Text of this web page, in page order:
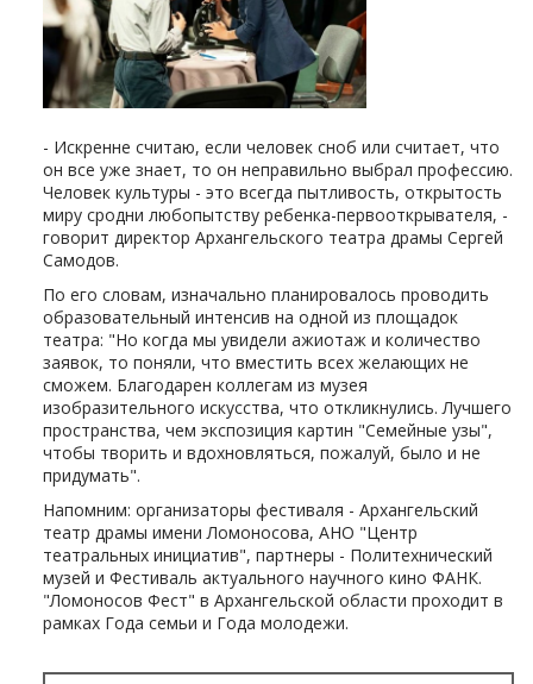
- Искренне считаю, если человек сноб или считает, что
он все уже знает, то он неправильно выбрал профессию.
Человек культуры - это всегда пытливость, открытость
миру сродни любопытству ребенка-первооткрывателя, -
говорит директор Архангельского театра драмы Сергей
Самодов.
По его словам, изначально планировалось проводить
образовательный интенсив на одной из площадок
театра: "Но когда мы увидели ажиотаж и количество
заявок, то поняли, что вместить всех желающих не
сможем. Благодарен коллегам из музея
изобразительного искусства, что откликнулись. Лучшего
пространства, чем экспозиция картин "Семейные узы",
чтобы творить и вдохновляться, пожалуй, было и не
придумать".
Напомним: организаторы фестиваля - Архангельский
театр драмы имени Ломоносова, АНО "Центр
театральных инициатив", партнеры - Политехнический
музей и Фестиваль актуального научного кино ФАНК.
"Ломоносов Фест" в Архангельской области проходит в
рамках Года семьи и Года молодежи.